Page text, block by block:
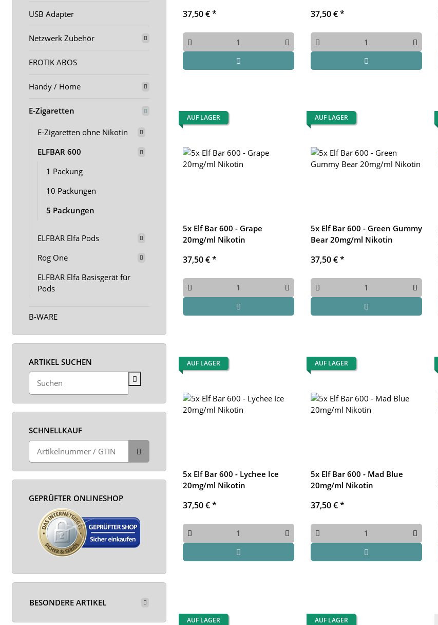
37,50 €* 37,50 €*
AUF LAGER
5x Elf Bar 600 - Grape
20mg/ml Nikotin
37,50 €*
AUF LAGER
5x Elf Bar 600 - Green Gummy
Bear 20mg/ml Nikotin
37,50 €*
AUF LAGER
5x Elf Bar 600 - Lychee Ice
20mg/ml Nikotin
37,50 €*
AUF LAGER
5x Elf Bar 600 - Mad Blue
20mg/ml Nikotin
37,50 €*
AUF LAGER AUF LAGER
USB Adapter
Netzwerk Zubehör
EROTIK ABOS
Handy / Home
E-Zigaretten
E-Zigaretten ohne Nikotin
ELFBAR 600
1 Packung
10 Packungen
5 Packungen
ELFBAR Elfa Pods
Rog One
ELFBAR Elfa Basisgerät für
Pods
B-WARE
ARTIKEL SUCHEN
SCHNELLKAUF
GEPRÜFTER ONLINESHOP
BESONDERE ARTIKEL